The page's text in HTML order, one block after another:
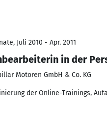
Juli 2010 - Apr. 2011
in der
Motoren GmbH & Co. KG
der Online-Trainings,